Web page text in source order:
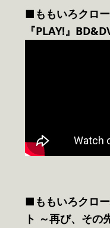
■ももいろクロ
『PLAY!』
■ももいろクロ
ト ～再び、その